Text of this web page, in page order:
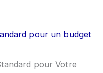
pour un budget
pour Votre